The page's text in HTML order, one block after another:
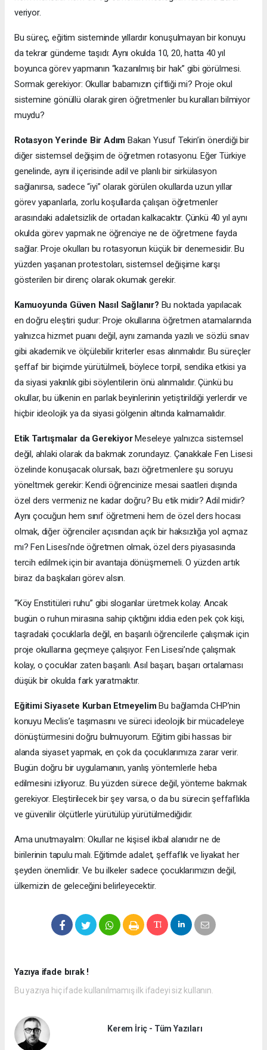
veriyor.
Bu süreç, eğitim sisteminde yıllardır konuşulmayan bir konuyu
da tekrar gündeme taşıdı: Aynı okulda 10, 20, hatta 40 yıl
boyunca görev yapmanın “kazanılmış bir hak” gibi görülmesi.
Sormak gerekiyor: Okullar babamızın çiftliği mi? Proje okul
sistemine gönüllü olarak giren öğretmenler bu kuralları bilmiyor
muydu?
Rotasyon Yerinde Bir Adım Bakan Yusuf Tekin’in önerdiği bir
diğer sistemsel değişim de öğretmen rotasyonu. Eğer Türkiye
genelinde, aynı il içerisinde adil ve planlı bir sirkülasyon
sağlanırsa, sadece “iyi” olarak görülen okullarda uzun yıllar
görev yapanlarla, zorlu koşullarda çalışan öğretmenler
arasındaki adaletsizlik de ortadan kalkacaktır. Çünkü 40 yıl aynı
okulda görev yapmak ne öğrenciye ne de öğretmene fayda
sağlar. Proje okulları bu rotasyonun küçük bir denemesidir. Bu
yüzden yaşanan protestoları, sistemsel değişime karşı
gösterilen bir direnç olarak okumak gerekir.
Kamuoyunda Güven Nasıl Sağlanır? Bu noktada yapılacak
en doğru eleştiri şudur: Proje okullarına öğretmen atamalarında
yalnızca hizmet puanı değil, aynı zamanda yazılı ve sözlü sınav
gibi akademik ve ölçülebilir kriterler esas alınmalıdır. Bu süreçler
şeffaf bir biçimde yürütülmeli, böylece torpil, sendika etkisi ya
da siyasi yakınlık gibi söylentilerin önü alınmalıdır. Çünkü bu
okullar, bu ülkenin en parlak beyinlerinin yetiştirildiği yerlerdir ve
hiçbir ideolojik ya da siyasi gölgenin altında kalmamalıdır.
Etik Tartışmalar da GerekiyorMeseleye yalnızca sistemsel
değil, ahlaki olarak da bakmak zorundayız. Çanakkale Fen Lisesi
özelinde konuşacak olursak, bazı öğretmenlere şu soruyu
yöneltmek gerekir: Kendi öğrencinize mesai saatleri dışında
özel ders vermeniz ne kadar doğru? Bu etik midir? Adil midir?
Aynı çocuğun hem sınıf öğretmeni hem de özel ders hocası
olmak, diğer öğrenciler açısından açık bir haksızlığa yol açmaz
mı? Fen Lisesi’nde öğretmen olmak, özel ders piyasasında
tercih edilmek için bir avantaja dönüşmemeli. O yüzden artık
biraz da başkaları görev alsın.
“Köy Enstitüleri ruhu” gibi sloganlar üretmek kolay. Ancak
bugün o ruhun mirasına sahip çıktığını iddia eden pek çok kişi,
taşradaki çocuklarla değil, en başarılı öğrencilerle çalışmak için
proje okullarına geçmeye çalışıyor. Fen Lisesi’nde çalışmak
kolay, o çocuklar zaten başarılı. Asıl başarı, başarı ortalaması
düşük bir okulda fark yaratmaktır.
Eğitimi Siyasete Kurban EtmeyelimBu bağlamda CHP’nin
konuyu Meclis’e taşımasını ve süreci ideolojik bir mücadeleye
dönüştürmesini doğru bulmuyorum. Eğitim gibi hassas bir
alanda siyaset yapmak, en çok da çocuklarımıza zarar verir.
Bugün doğru bir uygulamanın, yanlış yöntemlerle heba
edilmesini izliyoruz. Bu yüzden sürece değil, yönteme bakmak
gerekiyor. Eleştirilecek bir şey varsa, o da bu sürecin şeffaflıkla
ve güvenilir ölçütlerle yürütülüp yürütülmediğidir.
Ama unutmayalım: Okullar ne kişisel ikbal alanıdır ne de
birilerinin tapulu malı. Eğitimde adalet, şeffaflık ve liyakat her
şeyden önemlidir. Ve bu ilkeler sadece çocuklarımızın değil,
ülkemizin de geleceğini belirleyecektir.
Yazıya ifade bırak !
Bu yazıya hiç ifade kullanılmamış ilk ifadeyi siz kullanın.
Kerem İriç - Tüm Yazıları